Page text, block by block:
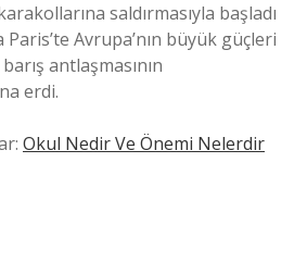
saldırmasıyla başladı
Paris’te Avrupa’nın büyük güçleri
antlaşmasının
erdi.
Okul Nedir Ve Önemi Nelerdir